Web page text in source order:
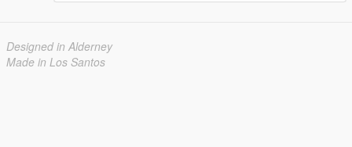
Designed in Alderney
Made in Los Santos